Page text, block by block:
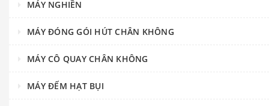
MÁY NGHIỀN
MÁY ĐÓNG GÓI HÚT CHÂN KHÔNG
MÁY CÔ QUAY CHÂN KHÔNG
MÁY ĐẾM HẠT BỤI